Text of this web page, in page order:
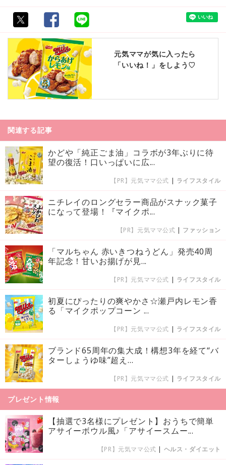
元気ママが気に入ったら
「いいね！」をしよう♡
関連する記事
かどや「純正ごま油」コラボが3年ぶりに待
望の復活！口いっぱいに広...
【PR】元気ママ公式 | ライフスタイル
ニチレイのロングセラー商品がスナック菓子
になって登場！『マイクポ...
【PR】元気ママ公式 | ファッション
「マルちゃん 赤いきつねうどん」発売40周
年記念！甘いお揚げが見...
【PR】元気ママ公式 | ライフスタイル
初夏にぴったりの爽やかさ☆瀬戸内レモン香
る「マイクポップコーン ...
【PR】元気ママ公式 | ライフスタイル
ブランド65周年の集大成！構想3年を経て“バ
ターしょうゆ味”超え...
【PR】元気ママ公式 | ライフスタイル
プレゼント情報
【抽選で3名様にプレゼント】おうちで簡単
アサイーボウル風♪「アサイースムー...
【PR】元気ママ公式 | ヘルス・ダイエット